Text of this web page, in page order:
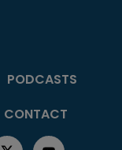
PODCASTS
CONTACT